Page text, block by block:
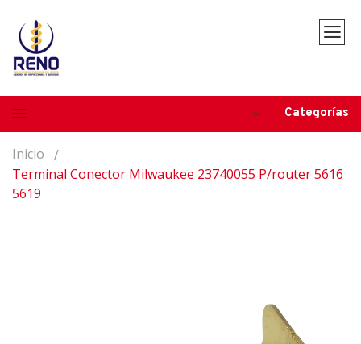
Categorías
Inicio
Terminal Conector Milwaukee 23740055 P/router 5616
5619